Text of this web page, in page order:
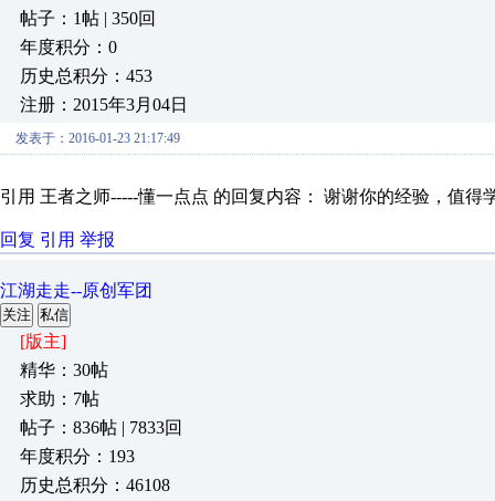
帖子：1帖 | 350回
年度积分：0
历史总积分：453
注册：2015年3月04日
发表于：2016-01-23 21:17:49
引用 王者之师-----懂一点点 的回复内容： 谢谢你的经验，值得
回复 引用 举报
江湖走走--原创军团
关注 私信
[版主]
精华：30帖
求助：7帖
帖子：836帖 | 7833回
年度积分：193
历史总积分：46108